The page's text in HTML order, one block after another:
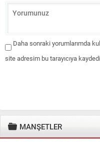
Daha sonraki yorumlarımda
site adresim bu tarayıcıya
MANŞETLER